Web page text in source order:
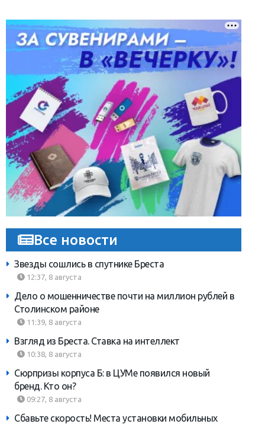
Все новости
Звезды сошлись в спутнике Бреста
12:37, 8 августа
Дело о мошенничестве почти на миллион рублей в
Столинском районе
11:39, 8 августа
Взгляд из Бреста. Ставка на интеллект
10:38, 8 августа
Сюрпризы корпуса Б: в ЦУМе появился новый
бренд. Кто он?
09:27, 8 августа
Сбавьте скорость! Места установки мобильных